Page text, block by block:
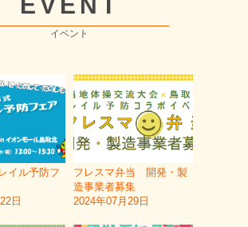
イベント
イル予防フ
日
フレスマ弁当 開発・製
造事業者募集
2024年07月29日